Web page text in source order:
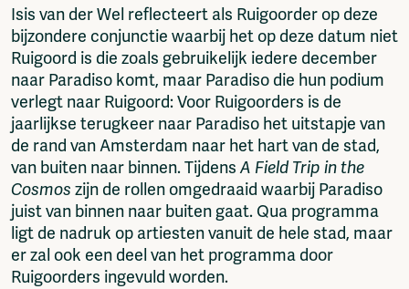
Isis van der Wel reflecteert als Ruigoorder op deze
bijzondere conjunctie waarbij het op deze datum niet
Ruigoord is die zoals gebruikelijk iedere december
naar Paradiso komt, maar Paradiso die hun podium
verlegt naar Ruigoord: Voor Ruigoorders is de
jaarlijkse terugkeer naar Paradiso het uitstapje van
de rand van Amsterdam naar het hart van de stad,
van buiten naar binnen. TijdensA Field Trip in the
Cosmos zijn de rollen omgedraaid waarbij Paradiso
juist van binnen naar buiten gaat. Qua programma
ligt de nadruk op artiesten vanuit de hele stad, maar
er zal ook een deel van het programma door
Ruigoorders ingevuld worden.